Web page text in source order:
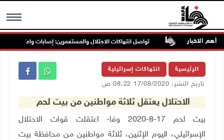
MENU أهم الاخبار
غرب جنين تواصل انتهاكات الاحتلال والمستعمرين: إصابات واعتقالات
الرئيسية انتهاكات إسرائيلية
تاريخ النشر: 17/08/2020 08:22 ص
الاحتلال يعتقل ثلاثة مواطنين من بيت لحم
بيت لحم 17-8-2020 وفا- اعتقلت قوات الاحتلال
الإسرائيلي، اليوم الإثنين، ثلاثة مواطنين من محافظة بيت